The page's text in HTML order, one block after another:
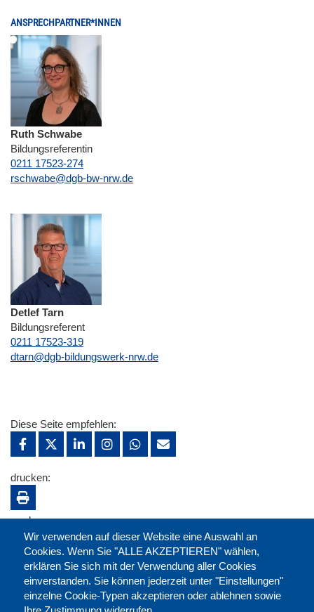
Wir verwenden auf dieser Website eine Auswahl an
Cookies. Wenn Sie "ALLE AKZEPTIEREN" wählen,
erklären Sie sich mit der Verwendung aller Cookies
einverstanden. Sie können jederzeit unter "Einstellungen"
einzelne Cookie-Typen akzeptieren oder ablehnen sowie
ANSPRECHPARTNER*INNEN
Ruth Schwabe
Bildungsreferentin
0211 17523-274
E-Mail
rschwabe@dgb-bw-nrw.de
Detlef Tarn
Bildungsreferent
0211 17523-319
E-Mail
dtarn@dgb-bildungswerk-nrw.de
Diese Seite empfehlen:
drucken:
merken: